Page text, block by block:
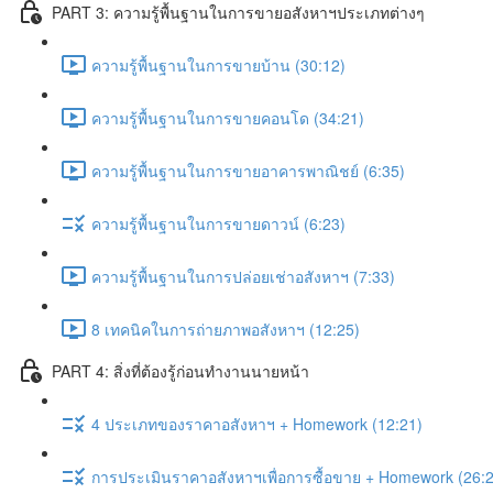
PART 3: ความรู้พื้นฐานในการขายอสังหาฯประเภทต่างๆ
ความรู้พื้นฐานในการขายบ้าน (30:12)
ความรู้พื้นฐานในการขายคอนโด (34:21)
ความรู้พื้นฐานในการขายอาคารพาณิชย์ (6:35)
ความรู้พื้นฐานในการขายดาวน์ (6:23)
ความรู้พื้นฐานในการปล่อยเช่าอสังหาฯ (7:33)
8 เทคนิคในการถ่ายภาพอสังหาฯ (12:25)
PART 4: สิ่งที่ต้องรู้ก่อนทำงานนายหน้า
4 ประเภทของราคาอสังหาฯ + Homework (12:21)
การประเมินราคาอสังหาฯเพื่อการซื้อขาย + Homework